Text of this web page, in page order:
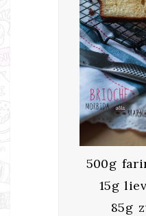
500g
15g
85g